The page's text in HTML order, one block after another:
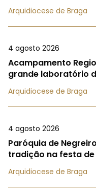
Arquidiocese de Braga
4 agosto 2026
Acampamento
grande laboratório
Arquidiocese de Braga
4 agosto 2026
Paróquia de
tradição na festa
Arquidiocese de Braga